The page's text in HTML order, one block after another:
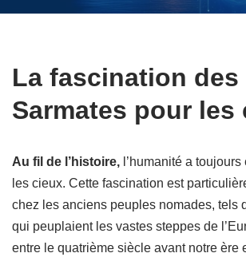
La fascination des
Sarmates pour les
Au fil de l’histoire, l’humanité a
les cieux. Cette fascination est
chez les anciens peuples nomades, tels
qui peuplaient les vastes steppes de
entre le quatrième siècle avant notre ère